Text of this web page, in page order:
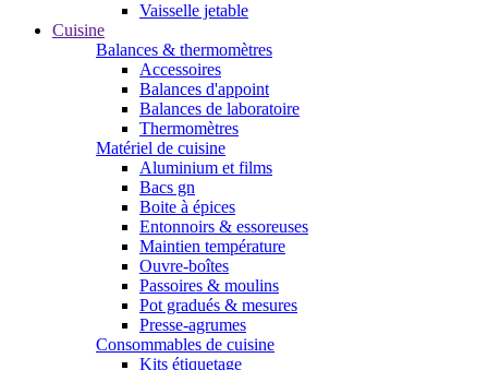
Vaisselle jetable
Cuisine
Balances & thermomètres
Accessoires
Balances d'appoint
Balances de laboratoire
Thermomètres
Matériel de cuisine
Aluminium et films
Bacs gn
Boite à épices
Entonnoirs & essoreuses
Maintien température
Ouvre-boîtes
Passoires & moulins
Pot gradués & mesures
Presse-agrumes
Consommables de cuisine
Kits étiquetage